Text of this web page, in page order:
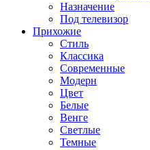
Назначение
Под телевизор
Прихожие
Стиль
Классика
Современные
Модерн
Цвет
Белые
Венге
Светлые
Темные